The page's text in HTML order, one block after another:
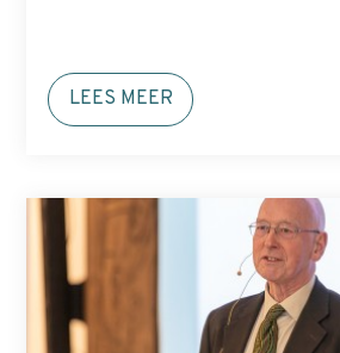
LEES MEER